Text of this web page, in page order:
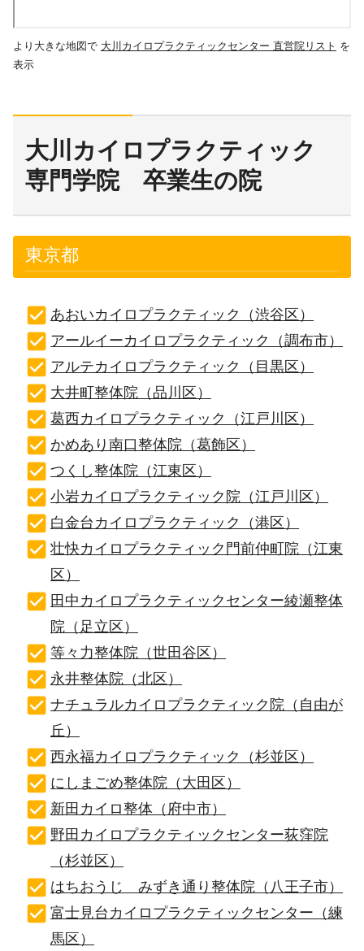
より大きな地図で 大川カイロプラクティックセンター 直営院リスト を
表示
大川カイロプラクティック
専門学院 卒業生の院
東京都
あおいカイロプラクティック（渋谷区）
アールイーカイロプラクティック（調布市）
アルテカイロプラクティック（目黒区）
大井町整体院（品川区）
葛西カイロプラクティック（江戸川区）
かめあり南口整体院（葛飾区）
つくし整体院（江東区）
小岩カイロプラクティック院（江戸川区）
白金台カイロプラクティック（港区）
壮快カイロプラクティック門前仲町院（江東
区）
田中カイロプラクティックセンター綾瀬整体
院（足立区）
等々力整体院（世田谷区）
永井整体院（北区）
ナチュラルカイロプラクティック院（自由が
丘）
西永福カイロプラクティック（杉並区）
にしまごめ整体院（大田区）
新田カイロ整体（府中市）
野田カイロプラクティックセンター荻窪院
（杉並区）
はちおうじ みずき通り整体院（八王子市）
富士見台カイロプラクティックセンター（練
馬区）